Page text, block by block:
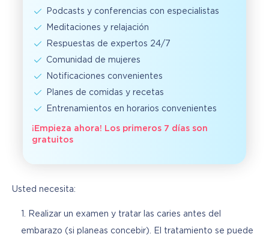
Podcasts y conferencias con especialistas
Meditaciones y relajación
Respuestas de expertos 24/7
Comunidad de mujeres
Notificaciones convenientes
Planes de comidas y recetas
Entrenamientos en horarios convenientes
¡Empieza ahora! Los primeros 7 días son
gratuitos
Usted necesita:
Realizar un examen y tratar las caries antes del
embarazo (si planeas concebir). El tratamiento se puede